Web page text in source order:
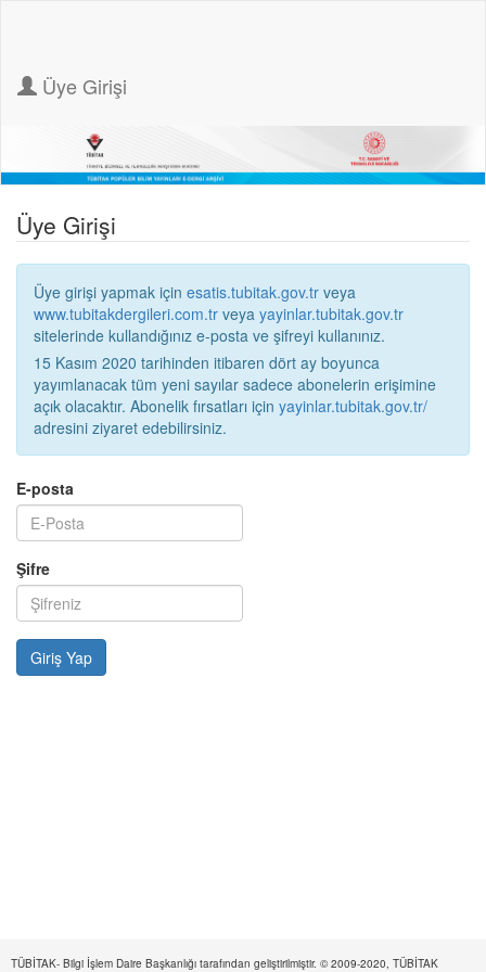
Üye Girişi
Üye Girişi
Üye girişi yapmak için esatis.tubitak.gov.tr veya
www.tubitakdergileri.com.tr veya yayinlar.tubitak.gov.tr
sitelerinde kullandığınız e-posta ve şifreyi kullanınız.
15 Kasım 2020 tarihinden itibaren dört ay boyunca
yayımlanacak tüm yeni sayılar sadece abonelerin erişimine
açık olacaktır. Abonelik fırsatları için yayinlar.tubitak.gov.tr/
adresini ziyaret edebilirsiniz.
E-posta
Şifre
TÜBİTAK- Bilgi İşlem Daire Başkanlığı tarafından geliştirilmiştir. © 2009-2020, TÜBİTAK